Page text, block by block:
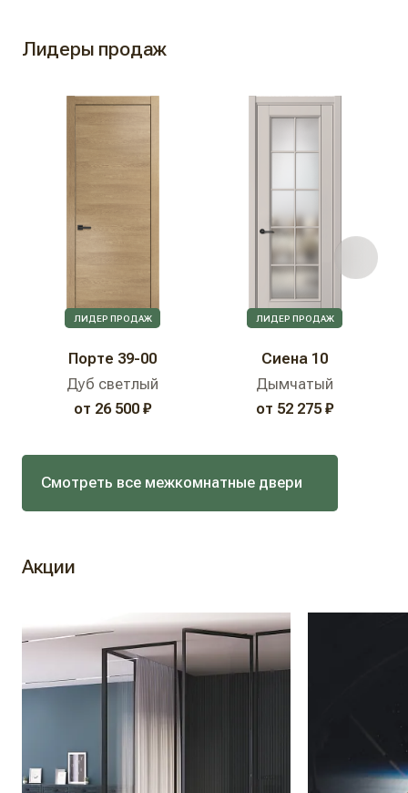
Лидеры продаж
ЛИДЕР ПРОДАЖ
Порте 39-00
Дуб светлый
от 26 500 ₽
ЛИДЕР ПРОДАЖ
Сиена 10
Дымчатый
от 52 275 ₽
Смотреть все межкомнатные двери
Акции